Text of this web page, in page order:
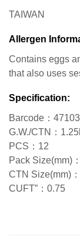
TAIWAN
Allergen
Contains eggs
that also uses
Specification:
Barcode：
G.W./CTN：
PCS：12
Pack Size(mm)
CTN Size(mm)
CUFT”：0.75